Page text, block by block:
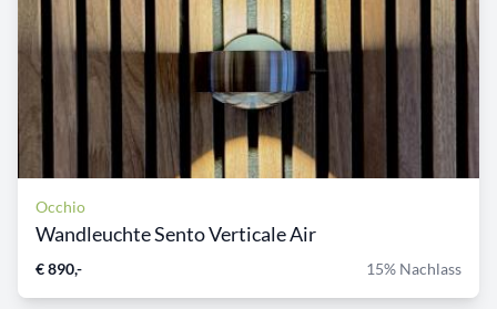
Occhio
Wandleuchte Sento Verticale Air
€ 890,- 15% Nachlass